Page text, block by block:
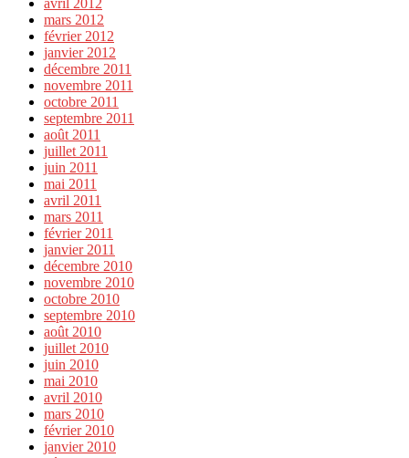
avril 2012
mars 2012
février 2012
janvier 2012
décembre 2011
novembre 2011
octobre 2011
septembre 2011
août 2011
juillet 2011
juin 2011
mai 2011
avril 2011
mars 2011
février 2011
janvier 2011
décembre 2010
novembre 2010
octobre 2010
septembre 2010
août 2010
juillet 2010
juin 2010
mai 2010
avril 2010
mars 2010
février 2010
janvier 2010